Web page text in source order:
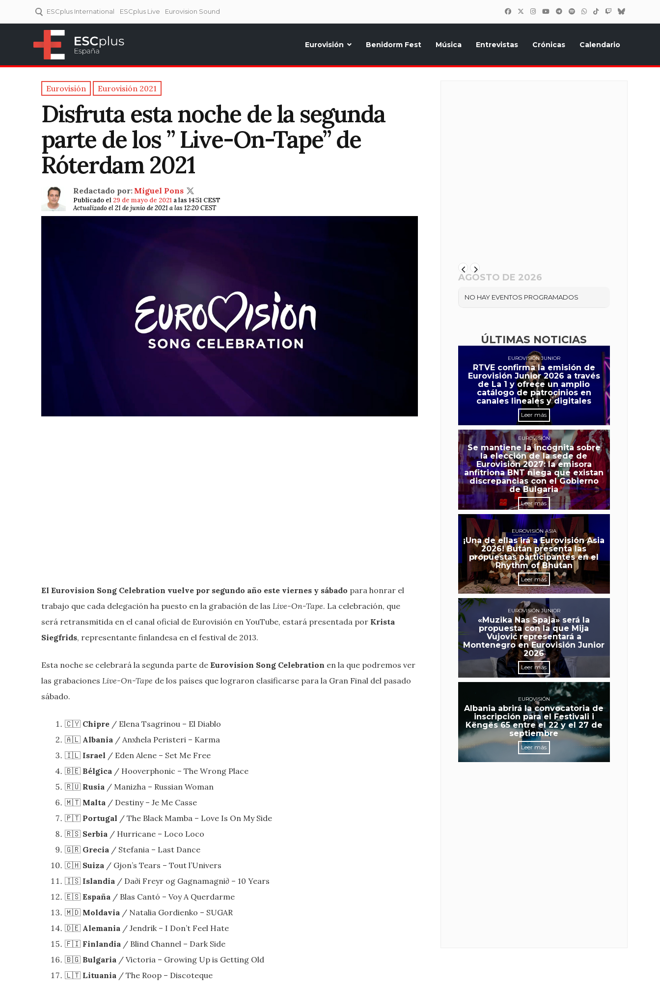
ESCplus International ESCplus Live Eurovision Sound
Eurovisión Benidorm Fest Música Entrevistas Crónicas Calendario
Eurovisión Eurovisión 2021
Disfruta esta noche de la segunda
parte de los ” Live-On-Tape” de
Róterdam 2021
Redactado por: Miguel Pons
Publicado el 29 de mayo de 2021 a las 14:51 CEST
Actualizado el 21 de junio de 2021 a las 12:20 CEST
El Eurovision Song Celebration vuelve por segundo año este viernes y sábado para honrar el
trabajo que cada delegación ha puesto en la grabación de las Live-On-Tape. La celebración, que
será retransmitida en el canal oficial de Eurovisión en YouTube, estará presentada por Krista
Siegfrids, representante finlandesa en el festival de 2013.
Esta noche se celebrará la segunda parte de Eurovision Song Celebration en la que podremos ver
las grabaciones Live-On-Tape de los países que lograron clasificarse para la Gran Final del pasado
sábado.
🇨🇾 Chipre / Elena Tsagrinou – El Diablo
🇦🇱 Albania / Anxhela Peristeri – Karma
🇮🇱 Israel / Eden Alene – Set Me Free
🇧🇪 Bélgica / Hooverphonic – The Wrong Place
🇷🇺 Rusia / Manizha – Russian Woman
🇲🇹 Malta / Destiny – Je Me Casse
🇵🇹 Portugal / The Black Mamba – Love Is On My Side
🇷🇸 Serbia / Hurricane – Loco Loco
🇬🇷 Grecia / Stefania – Last Dance
🇨🇭 Suiza / Gjon’s Tears – Tout l’Univers
🇮🇸 Islandia / Da∂i Freyr og Gagnamagni∂ – 10 Years
🇪🇸 España / Blas Cantó – Voy A Querdarme
🇲🇩 Moldavia / Natalia Gordienko – SUGAR
🇩🇪 Alemania / Jendrik – I Don’t Feel Hate
🇫🇮 Finlandia / Blind Channel – Dark Side
🇧🇬 Bulgaria / Victoria – Growing Up is Getting Old
🇱🇹 Lituania / The Roop – Discoteque
AGOSTO DE 2026
NO HAY EVENTOS PROGRAMADOS
ÚLTIMAS NOTICIAS
EUROVISIÓN JUNIOR
RTVE confirma la emisión de
Eurovisión Junior 2026 a través
de La 1 y ofrece un amplio
catálogo de patrocinios en
canales lineales y digitales
Leer más
EUROVISIÓN
Se mantiene la incógnita sobre
la elección de la sede de
Eurovisión 2027: la emisora
anfitriona BNT niega que existan
discrepancias con el Gobierno
de Bulgaria
Leer más
EUROVISIÓN ASIA
¡Una de ellas irá a Eurovisión Asia
2026! Bután presenta las
propuestas participantes en el
Rhythm of Bhutan
Leer más
EUROVISIÓN JUNIOR
«Muzika Nas Spaja» será la
propuesta con la que Mija
Vujović representará a
Montenegro en Eurovisión Junior
2026
Leer más
EUROVISIÓN
Albania abrirá la convocatoria de
inscripción para el Festivali i
Këngës 65 entre el 22 y el 27 de
septiembre
Leer más